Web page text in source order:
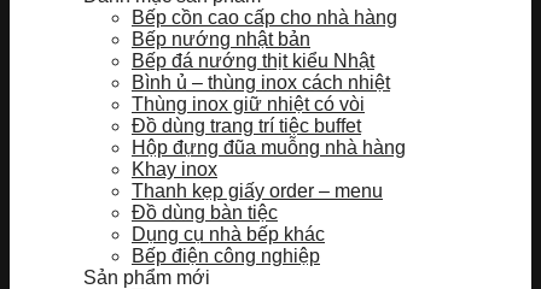
Bếp cồn cao cấp cho nhà hàng
Bếp nướng nhật bản
Bếp đá nướng thịt kiểu Nhật
Bình ủ – thùng inox cách nhiệt
Thùng inox giữ nhiệt có vòi
Đồ dùng trang trí tiệc buffet
Hộp đựng đũa muỗng nhà hàng
Khay inox
Thanh kẹp giấy order – menu
Đồ dùng bàn tiệc
Dụng cụ nhà bếp khác
Bếp điện công nghiệp
Sản phẩm mới